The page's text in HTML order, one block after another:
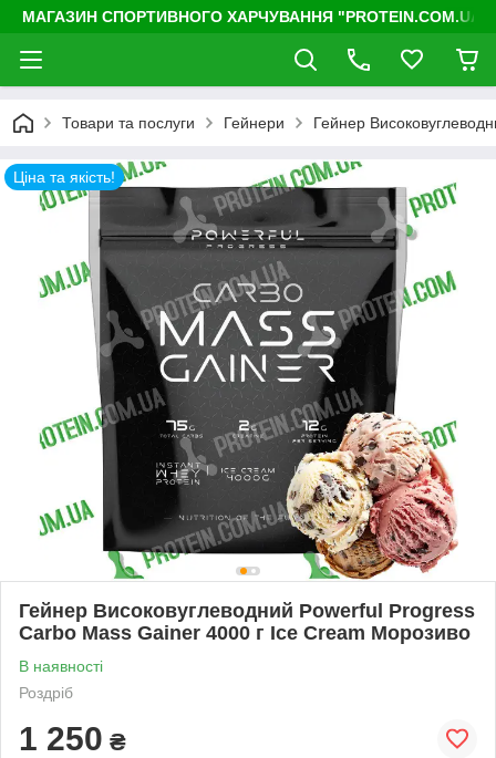
МАГАЗИН СПОРТИВНОГО ХАРЧУВАННЯ "PROTEIN.COM.UA"
Товари та послуги Гейнери Гейнер
Ціна та якість!
Гейнер Високовуглеводний Powerful Progress
Carbo Mass Gainer 4000 г Ice Cream Морозиво
В наявності
Роздріб
1 250 ₴